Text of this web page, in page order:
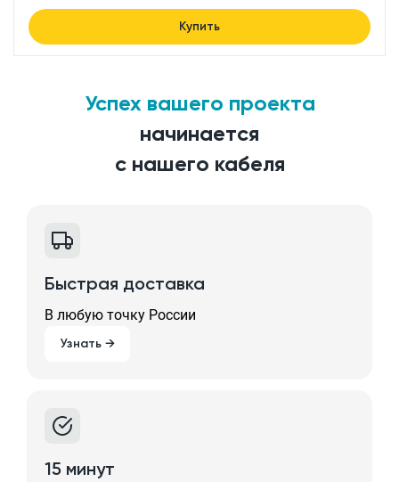
Купить
Успех вашего проекта
начинается
с нашего кабеля
Быстрая доставка
В любую точку России
Узнать →
15 минут